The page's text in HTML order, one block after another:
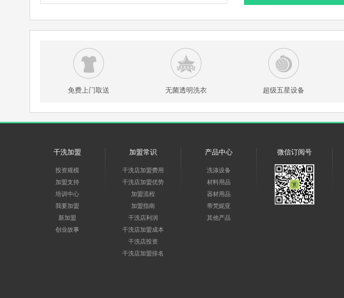
免费上门取送 无菌透明洗衣 超级五星设备
干洗加盟
投资规模
加盟支持
培训中心
我要加盟
新加盟
创业故事
加盟常识
干洗店加盟费用
干洗店加盟优势
加盟流程
加盟指南
干洗店利润
干洗店加盟成本
干洗店投资
干洗店加盟排名
产品中心
洗涤设备
材料用品
器材用品
蒂梵妮亚
其他产品
微信订阅号